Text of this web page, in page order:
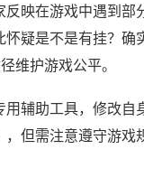
映在游戏中遇到部
疑是不是有挂？
维护游戏公平。
辅助工具，修改自
但需注意遵守游戏